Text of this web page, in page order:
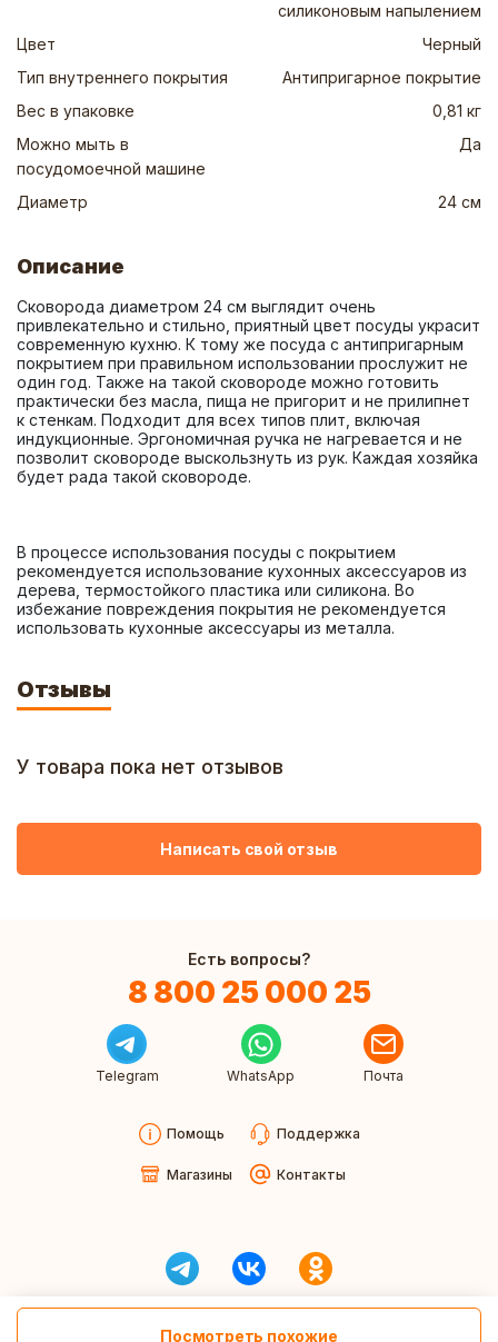
Посмотреть похожие
силиконовым напылением
Цвет
Черный
Тип внутреннего покрытия
Антипригарное покрытие
Вес в упаковке
0,81 кг
Можно мыть в
посудомоечной машине
Да
Диаметр 24 см
Описание
Сковорода диаметром 24 см выглядит очень
привлекательно и стильно, приятный цвет посуды украсит
современную кухню. К тому же посуда с антипригарным
покрытием при правильном использовании прослужит не
один год. Также на такой сковороде можно готовить
практически без масла, пища не пригорит и не прилипнет
к стенкам. Подходит для всех типов плит, включая
индукционные. Эргономичная ручка не нагревается и не
позволит сковороде выскользнуть из рук. Каждая хозяйка
В процессе использования посуды с покрытием
рекомендуется использование кухонных аксессуаров из
дерева, термостойкого пластика или силикона. Во
избежание повреждения покрытия не рекомендуется
использовать кухонные аксессуары из металла.
Отзывы
У товара пока нет отзывов
Написать свой отзыв
Есть вопросы?
8 800 25 000 25
Telegram WhatsApp Почта
Помощь Поддержка
Магазины Контакты